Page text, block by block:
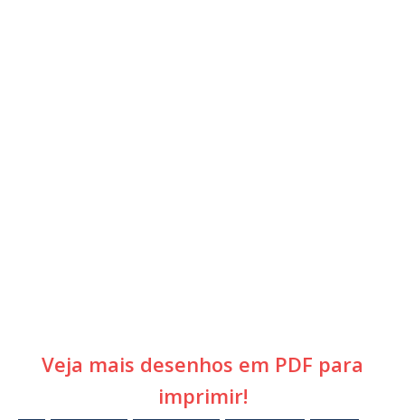
Veja mais desenhos em PDF para
imprimir!